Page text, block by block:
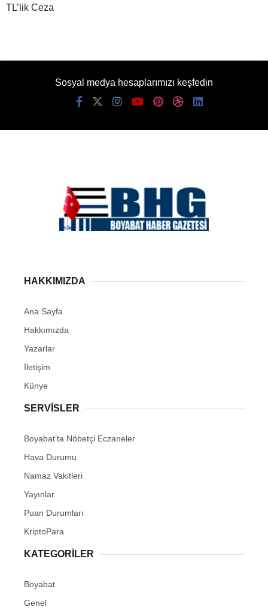
TL’lik Ceza
Sosyal medya hesaplarımızı keşfedin
HAKKIMIZDA
Ana Sayfa
Hakkımızda
Yazarlar
İletişim
Künye
SERVISLER
Boyabat’ta Nöbetçi Eczaneler
Hava Durumu
Namaz Vakitleri
Yayınlar
Puan Durumları
KriptoPara
KATEGORILER
Boyabat
Genel